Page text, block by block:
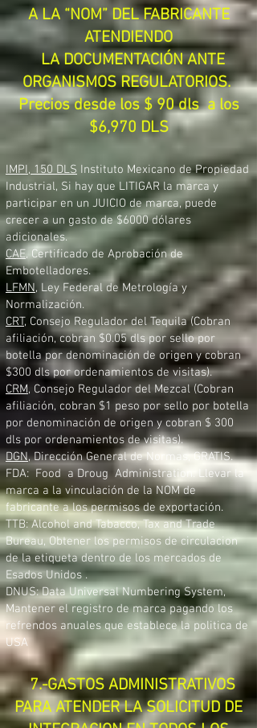
A LA “NOM” DEL FABRICANTE
ATENDIENDO
LA DOCUMENTACIÓN ANTE
ORGANISMOS REGULATORIOS.
Precios desde los $ 90 dls a los
$6,970 DLS
IMPI, 150 DLS Instituto Mexicano de Propiedad
Industrial, Si hay que LITIGAR la marca y
participar en un JUICIO de marca, puede
crecer a un gasto de $6000 dólares
adicionales.
CAE, Certificado de Aprobación de
Embotelladores.
LFMN, Ley Federal de Metrología y
Normalización.
CRT, Consejo Regulador del Tequila (Cobran
afiliación, cobran $0.05 dls por sello por
botella por denominación de origen y cobran
$300 dls por ordenamientos de visitas).
CRM, Consejo Regulador del Mezcal (Cobran
afiliación, cobran $1 peso por sello por botella
por denominación de origen y cobran $ 300
dls por ordenamientos de visitas).
DGN, Dirección General de Normas, GRATIS.
FDA: Food a Droug Administration. Llevar la
marca a la vinculación de la NOM de
fabricante a los permisos de exportación.
TTB: Alcohol and Tabacco, Tax and Trade
Bureau, Obtener los permisos de circulacion
de la etiqueta dentro de los mercados de
Esados Unidos .
DNUS: Data Universal Numbering System,
Mantener el registro de marca pagando los
refrendos anuales que establece la politica de
USA
7.-GASTOS ADMINISTRATIVOS
PARA ATENDER LA SOLICITUD DE